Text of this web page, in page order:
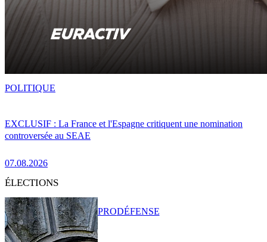
EXCLUSIF : La France et l'Espagne critiquent une nomination
controversée au SEAE
07.08.2026
POLITIQUE
ÉLECTIONS
PRODÉFENSE